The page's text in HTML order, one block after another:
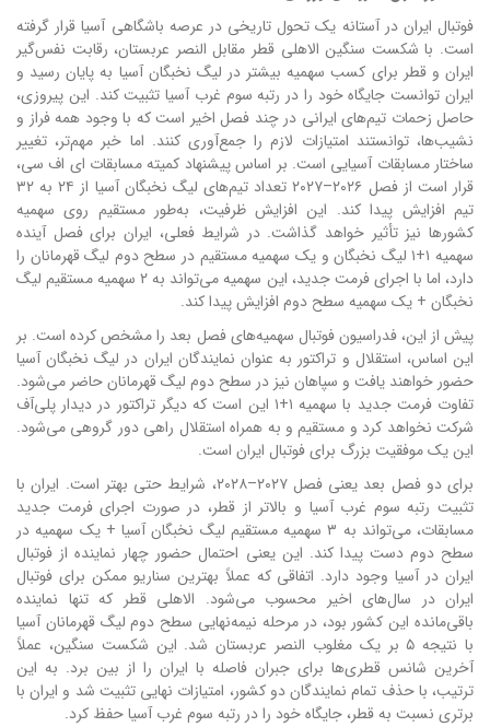
فوتبال ایران در آستانه یک تحول تاریخی در عرصه باشگاهی آسیا قرار گرفته
است. با شکست سنگین الاهلی قطر مقابل النصر عربستان، رقابت نفس‌گیر
ایران و قطر برای کسب سهمیه بیشتر در لیگ نخبگان آسیا به پایان رسید و
ایران توانست جایگاه خود را در رتبه سوم غرب آسیا تثبیت کند. این پیروزی،
حاصل زحمات تیم‌های ایرانی در چند فصل اخیر است که با وجود همه فراز و
نشیب‌ها، توانستند امتیازات لازم را جمع‌آوری کنند. اما خبر مهم‌تر، تغییر
ساختار مسابقات آسیایی است. بر اساس پیشنهاد کمیته مسابقات ای اف سی،
قرار است از فصل ۲۰۲۶–۲۰۲۷ تعداد تیم‌های لیگ نخبگان آسیا از ۲۴ به ۳۲
تیم افزایش پیدا کند. این افزایش ظرفیت، به‌طور مستقیم روی سهمیه
کشورها نیز تأثیر خواهد گذاشت. در شرایط فعلی، ایران برای فصل آینده
سهمیه ۱+۱ لیگ نخبگان و یک سهمیه مستقیم در سطح دوم لیگ قهرمانان را
دارد، اما با اجرای فرمت جدید، این سهمیه می‌تواند به ۲ سهمیه مستقیم لیگ
نخبگان + یک سهمیه سطح دوم افزایش پیدا کند.
پیش از این، فدراسیون فوتبال سهمیه‌های فصل بعد را مشخص کرده است. بر
این اساس، استقلال و تراکتور به عنوان نمایندگان ایران در لیگ نخبگان آسیا
حضور خواهند یافت و سپاهان نیز در سطح دوم لیگ قهرمانان حاضر می‌شود.
تفاوت فرمت جدید با سهمیه ۱+۱ این است که دیگر تراکتور در دیدار پلی‌آف
شرکت نخواهد کرد و مستقیم و به همراه استقلال راهی دور گروهی می‌شود.
این یک موفقیت بزرگ برای فوتبال ایران است.
برای دو فصل بعد یعنی فصل ۲۰۲۷–۲۰۲۸، شرایط حتی بهتر است. ایران با
تثبیت رتبه سوم غرب آسیا و بالاتر از قطر، در صورت اجرای فرمت جدید
مسابقات، می‌تواند به ۳ سهمیه مستقیم لیگ نخبگان آسیا + یک سهمیه در
سطح دوم دست پیدا کند. این یعنی احتمال حضور چهار نماینده از فوتبال
ایران در آسیا وجود دارد. اتفاقی که عملاً بهترین سناریو ممکن برای فوتبال
ایران در سال‌های اخیر محسوب می‌شود. الاهلی قطر که تنها نماینده
باقی‌مانده این کشور بود، در مرحله نیمه‌نهایی سطح دوم لیگ قهرمانان آسیا
با نتیجه ۵ بر یک مغلوب النصر عربستان شد. این شکست سنگین، عملاً
آخرین شانس قطری‌ها برای جبران فاصله با ایران را از بین برد. به این
ترتیب، با حذف تمام نمایندگان دو کشور، امتیازات نهایی تثبیت شد و ایران با
برتری نسبت به قطر، جایگاه خود را در رتبه سوم غرب آسیا حفظ کرد.